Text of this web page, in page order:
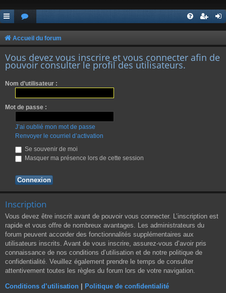
Accueil du forum
Vous devez vous inscrire et vous connecter afin de
pouvoir consulter le profil des utilisateurs.
Nom d’utilisateur :
Mot de passe :
J’ai oublié mon mot de passe
Renvoyer le courriel d’activation
Se souvenir de moi
Masquer ma présence lors de cette session
Inscription
Vous devez être inscrit avant de pouvoir vous connecter. L’inscription est
rapide et vous offre de nombreux avantages. Les administrateurs du
forum peuvent accorder des fonctionnalités supplémentaires aux
utilisateurs inscrits. Avant de vous inscrire, assurez-vous d’avoir pris
connaissance de nos conditions d’utilisation et de notre politique de
confidentialité. Veuillez également prendre le temps de consulter
attentivement toutes les règles du forum lors de votre navigation.
Conditions d’utilisation Politique de confidentialité